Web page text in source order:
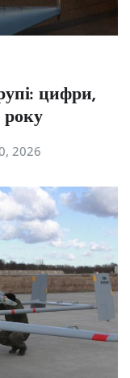
цифри,
року
2026